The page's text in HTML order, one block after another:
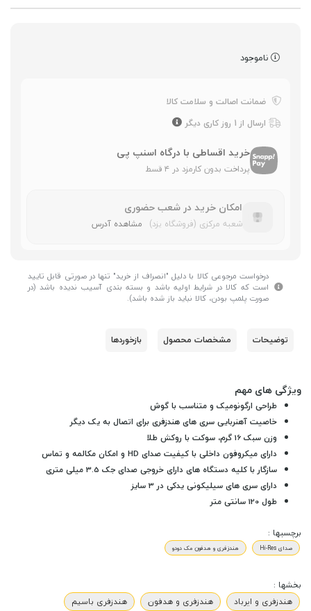
ناموجود
ضمانت اصالت و سلامت کالا
ارسال از 1 روز کاری دیگر
خرید اقساطی با درگاه اسنپ پی
پرداخت بدون کارمزد در ۴ قسط
امکان خرید در شعب حضوری
شعبه مرکزی (فروشگاه یزد) مشاهده آدرس
درخواست مرجوعی کالا با دلیل "انصراف از خرید" تنها در صورتی قابل تایید
است که کالا در شرایط اولیه باشد و بسته بندی آسیب ندیده باشد (در
صورت پلمپ بودن، کالا نباید باز شده باشد).
توضیحات مشخصات محصول بازخوردها
ویژگی های مهم
طراحی ارگونومیک و متناسب با گوش
خاصیت آهنربایی سری های هندزفری برای اتصال به یک دیگر
وزن سبک 16 گرم، سوکت با روکش طلا
دارای میکروفون داخلی با کیفیت صدای HD و امکان مکالمه و تماس
سازگار با کلیه دستگاه های دارای خروجی صدای جک 3.5 میلی متری
دارای سری های سیلیکونی یدکی در 3 سایز
طول 120 سانتی متر
برچسبها :
صدای Hi-Res هندزفری و هدفون مک دودو
بخشها :
هندزفری و ایرباد
هندزفری و هدفون هندزفری باسیم